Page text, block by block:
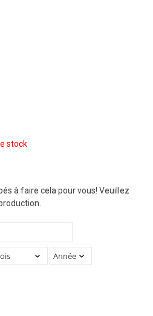
stock
à faire cela pour vous! Veuillez